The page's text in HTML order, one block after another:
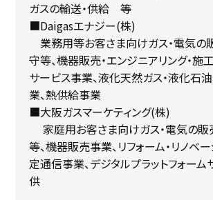
ガスの輸送・供給 等
■Daigasエナジー(株)
業務⽤等お客さま向けガス・電気の
守等、機器販売・エンジニアリング・施
サービス事業、液化天然ガス・液化⽯
業、熱供給事業
■大阪ガスマーケティング(株)
家庭用お客さま向けガス・電気の販
等、機器販売事業、リフォーム・リノベ
定通信事業、デジタルプラットフォー
供